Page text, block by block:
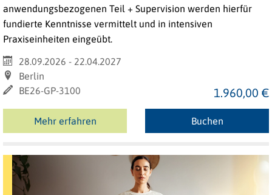
anwendungsbezogenen Teil + Supervision werden hierfür
fundierte Kenntnisse vermittelt und in intensiven
Praxiseinheiten eingeübt.
28.09.2026 - 22.04.2027
Berlin
BE26-GP-3100
1.960,00 €
Mehr erfahren Buchen